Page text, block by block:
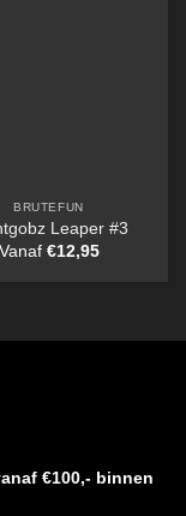
BRUTEFUN
Leaper #3
Vanaf €12,95
€100,- binnen